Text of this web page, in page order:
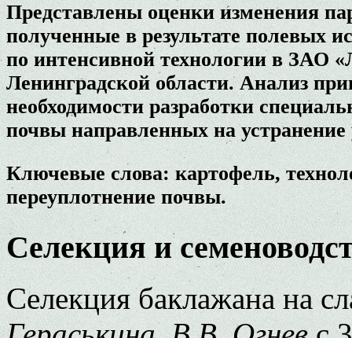
Представлены оценки изменения
полученные в результате полевых
по интенсивной технологии в ЗАО
Ленинградской области. Анализ
необходимости разработки
почвы направленных на
Ключевые слова: картофель,
переуплотнение почвы.
Селекция и
Селекция баклажана на